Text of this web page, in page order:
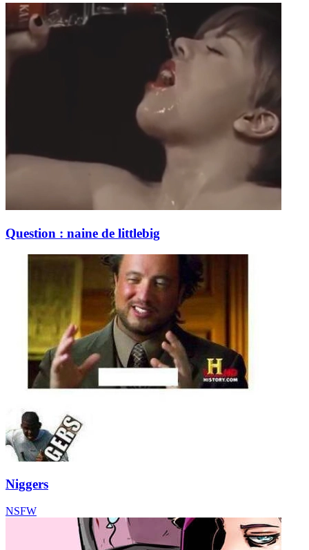
Question : naine de littlebig
Niggers
NSFW